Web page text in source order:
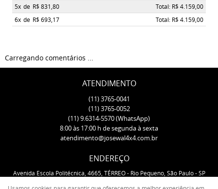
5x de R$ 831,80
Total: R$ 4.159,00
6x de R$ 693,17 Total: R$ 4.159,00
Carregando comentários ...
ATENDIMENTO
(11)3765-0041
(11)3765-0052
(11)9.6314-5570(WhatsApp)
8:00 às 17:00 h de segunda à sexta
atendimento@josewal4x4.com.br
ENDEREÇO
Avenida Escola Politécnica, 4665, TÉRREO- Rio Pequeno, São Paulo-SP